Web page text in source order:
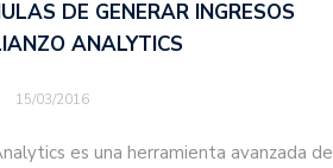
DE GENERAR INGRESOS
ANALYTICS
15/03/2016
es una herramienta avanzada de